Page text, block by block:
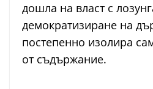
дошла на власт с
демократизиране на
постепенно изолира
от съдържание.